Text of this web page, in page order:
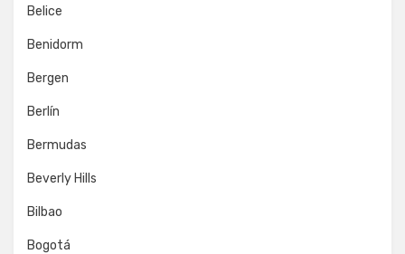
Belice
Benidorm
Bergen
Berlín
Bermudas
Beverly Hills
Bilbao
Bogotá